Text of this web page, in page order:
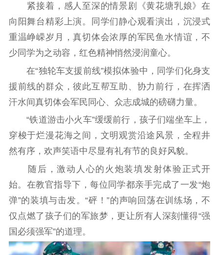
科研创新
服务管理平台
智库服务
管理平台
文艺创作
服务管理
文化产业
统计分析
数字出版
审读服务
新闻发布工作备
案管理系统
电影
服务
理论宣讲
共建共享平台
政工继续教育学
习平台
责任编辑注册
业务申报系统
紧接着，感人至深的情景剧《黄花塘乳娘》在
向阳舞台精彩上演。同学们静心观看演出，沉浸式
重温峥嵘岁月，真切体会浓厚的军民鱼水情谊，不
少同学为之动容，红色精神悄然浸润童心。
在“独轮车支援前线”模拟体验中，同学们化身支
援前线的群众，彼此互帮互助、协力前行，在挥洒
汗水间真切体会军民同心、众志成城的磅礴力量。
“铁道游击小火车”缓缓前行，孩子们端坐车上，
穿梭于烂漫花海之间，文明观赏沿途风景，全程井
然有序，欢声笑语中尽显有礼有节的良好风貌。
随后，激动人心的火炮装填发射体验正式开
始。在教官指导下，每位同学都亲手完成了一发“炮
弹”的装填与击发。“砰！”的声响回荡在训练场，不
仅点燃了孩子们的军旅梦，更让所有人深刻懂得“强
国必须强军”的道理。